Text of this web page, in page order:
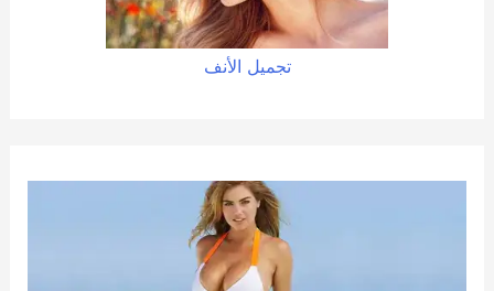
تجميل الأنف